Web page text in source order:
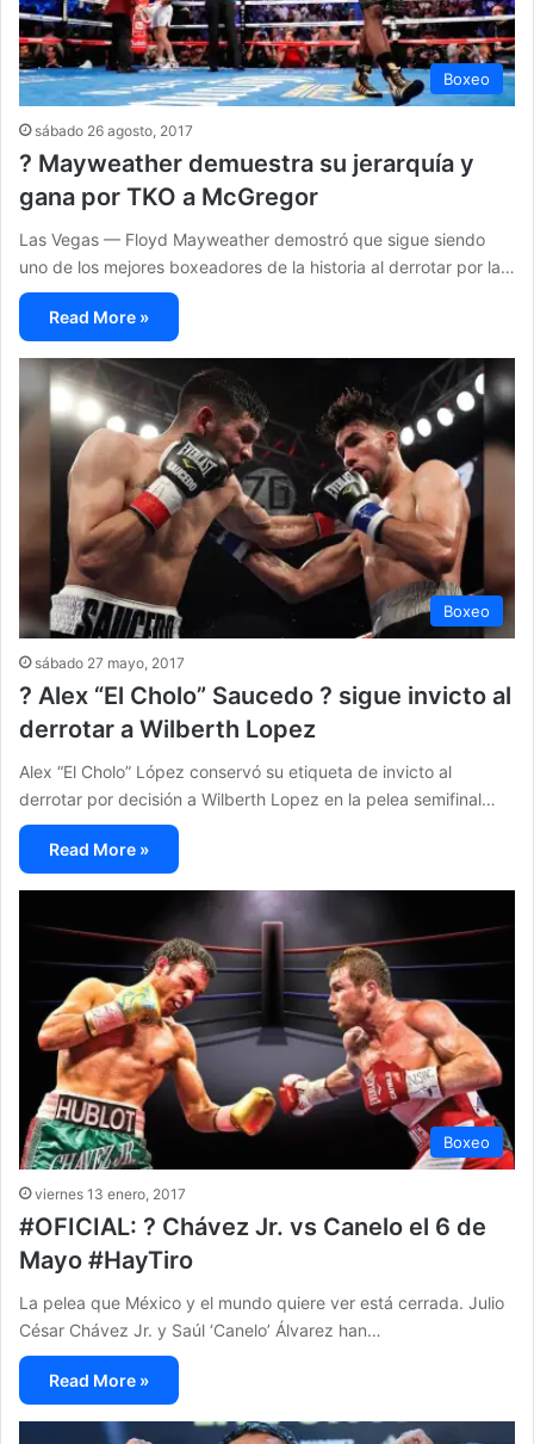
Boxeo
sábado 26 agosto, 2017
? Mayweather demuestra su jerarquía y
gana por TKO a McGregor
Las Vegas — Floyd Mayweather demostró que sigue siendo
uno de los mejores boxeadores de la historia al derrotar por la…
Read More »
Boxeo
sábado 27 mayo, 2017
? Alex “El Cholo” Saucedo ? sigue invicto al
derrotar a Wilberth Lopez
Alex “El Cholo” López conservó su etiqueta de invicto al
derrotar por decisión a Wilberth Lopez en la pelea semifinal…
Read More »
Boxeo
viernes 13 enero, 2017
#OFICIAL: ? Chávez Jr. vs Canelo el 6 de
Mayo #HayTiro
La pelea que México y el mundo quiere ver está cerrada. Julio
César Chávez Jr. y Saúl ‘Canelo’ Álvarez han…
Read More »